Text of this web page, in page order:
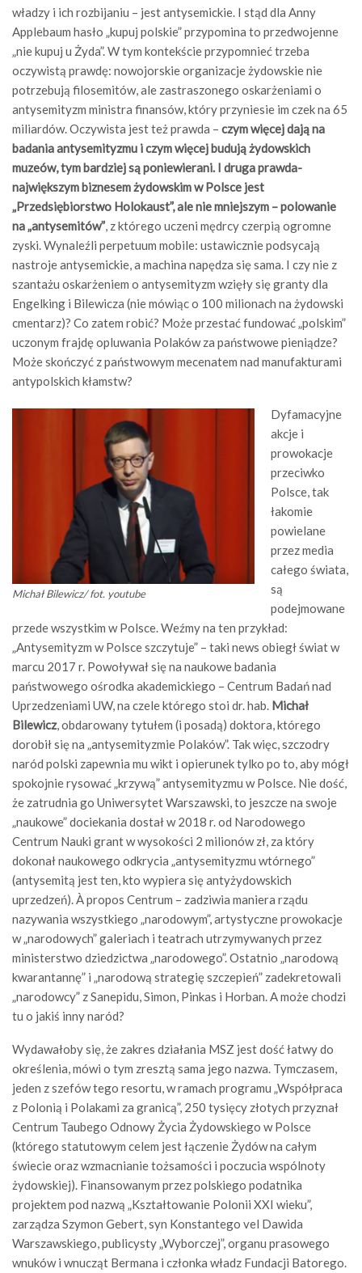
władzy i ich rozbijaniu – jest antysemickie. I stąd dla Anny
Applebaum hasło „kupuj polskie” przypomina to przedwojenne
„nie kupuj u Żyda”. W tym kontekście przypomnieć trzeba
oczywistą prawdę: nowojorskie organizacje żydowskie nie
potrzebują filosemitów, ale zastraszonego oskarżeniami o
antysemityzm ministra finansów, który przyniesie im czek na 65
miliardów. Oczywista jest też prawda – czym więcej dają na
badania antysemityzmu i czym więcej budują żydowskich
muzeów, tym bardziej są poniewierani. I druga prawda-
największym biznesem żydowskim w Polsce jest
„Przedsiębiorstwo Holokaust”, ale nie mniejszym – polowanie
na „antysemitów”, z którego uczeni mędrcy czerpią ogromne
zyski. Wynaleźli perpetuum mobile: ustawicznie podsycają
nastroje antysemickie, a machina napędza się sama. I czy nie z
szantażu oskarżeniem o antysemityzm wzięły się granty dla
Engelking i Bilewicza (nie mówiąc o 100 milionach na żydowski
cmentarz)? Co zatem robić? Może przestać fundować „polskim”
uczonym frajdę opluwania Polaków za państwowe pieniądze?
Może skończyć z państwowym mecenatem nad manufakturami
antypolskich kłamstw?
Michał Bilewicz/ fot. youtube
Dyfamacyjne
akcje i
prowokacje
przeciwko
Polsce, tak
łakomie
powielane
przez media
całego świata,
są
podejmowane
przede wszystkim w Polsce. Weźmy na ten przykład:
„Antysemityzm w Polsce szczytuje” – taki news obiegł świat w
marcu 2017 r. Powoływał się na naukowe badania
państwowego ośrodka akademickiego – Centrum Badań nad
Uprzedzeniami UW, na czele którego stoi dr. hab. Michał
Bilewicz, obdarowany tytułem (i posadą) doktora, którego
dorobił się na „antysemityzmie Polaków”. Tak więc, szczodry
naród polski zapewnia mu wikt i opierunek tylko po to, aby mógł
spokojnie rysować „krzywą” antysemityzmu w Polsce. Nie dość,
że zatrudnia go Uniwersytet Warszawski, to jeszcze na swoje
„naukowe” dociekania dostał w 2018 r. od Narodowego
Centrum Nauki grant w wysokości 2 milionów zł, za który
dokonał naukowego odkrycia „antysemityzmu wtórnego”
(antysemitą jest ten, kto wypiera się antyżydowskich
uprzedzeń). À propos Centrum – zadziwia maniera rządu
nazywania wszystkiego „narodowym”, artystyczne prowokacje
w „narodowych” galeriach i teatrach utrzymywanych przez
ministerstwo dziedzictwa „narodowego”. Ostatnio „narodową
kwarantannę” i „narodową strategię szczepień” zadekretowali
„narodowcy” z Sanepidu, Simon, Pinkas i Horban. A może chodzi
tu o jakiś inny naród?
Wydawałoby się, że zakres działania MSZ jest dość łatwy do
określenia, mówi o tym zresztą sama jego nazwa. Tymczasem,
jeden z szefów tego resortu, w ramach programu „Współpraca
z Polonią i Polakami za granicą”, 250 tysięcy złotych przyznał
Centrum Taubego Odnowy Życia Żydowskiego w Polsce
(którego statutowym celem jest łączenie Żydów na całym
świecie oraz wzmacnianie tożsamości i poczucia wspólnoty
żydowskiej). Finansowanym przez polskiego podatnika
projektem pod nazwą „Kształtowanie Polonii XXI wieku”,
zarządza Szymon Gebert, syn Konstantego vel Dawida
Warszawskiego, publicysty „Wyborczej”, organu prasowego
wnuków i wnucząt Bermana i członka władz Fundacji Batorego.